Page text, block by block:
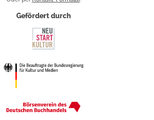
Gefördert durch